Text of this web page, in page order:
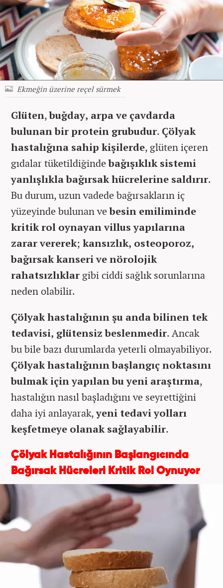
Ekmeğin üzerine reçel sürmek
Glüten,buğday, arpa ve çavdarda
bulunan bir protein grubudur. Çölyak
hastalığına sahip kişilerde, glüten içeren
gıdalar tüketildiğindebağışıklık sistemi
yanlışlıkla bağırsak hücrelerine saldırır.
Bu durum, uzun vadede bağırsakların iç
yüzeyinde bulunan vebesin emiliminde
kritik rol oynayan villus yapılarına
zarar vererek; kansızlık, osteoporoz,
bağırsak kanseri ve nörolojik
rahatsızlıklar gibi ciddi sağlık sorunlarına
neden olabilir.
Çölyak hastalığının şu anda bilinen tek
tedavisi, glütensiz beslenmedir. Ancak
bu bile bazı durumlarda yeterli olmayabiliyor.
Çölyak hastalığının başlangıç noktasını
bulmak için yapılan bu yeni araştırma,
hastalığın nasıl başladığını ve seyrettiğini
daha iyi anlayarak,yeni tedavi yolları
keşfetmeye olanak sağlayabilir.
Çölyak Hastalığının Başlangıcında
Bağırsak Hücreleri Kritik Rol Oynuyor